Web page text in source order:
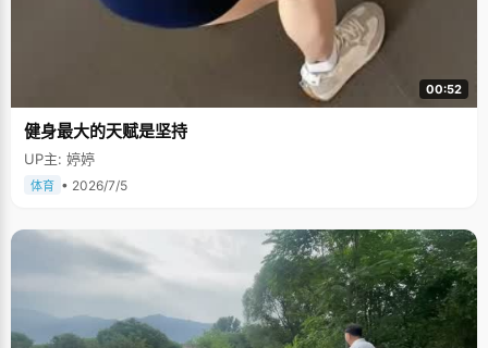
00:52
健身最大的天赋是坚持
UP主: 婷婷
体育 • 2026/7/5